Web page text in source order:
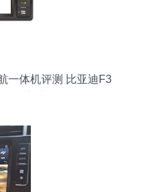
一体机评测 比亚迪F3